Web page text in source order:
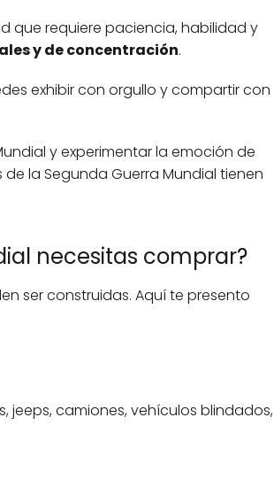
que requiere paciencia, habilidad y
y de concentración.
exhibir con orgullo y compartir con
y experimentar la emoción de
la Segunda Guerra Mundial tienen
necesitas comprar?
ser construidas. Aquí te presento
jeeps, camiones, vehículos blindados,